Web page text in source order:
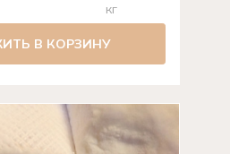
кг
В КОРЗИНУ